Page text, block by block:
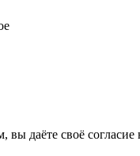
даёте своё